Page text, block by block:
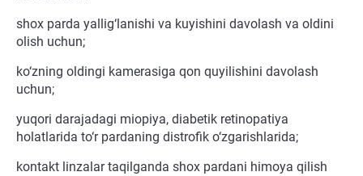
shox parda yallig‘lanishi va kuyishini davolash va oldini
olish uchun;
ko‘zning oldingi kamerasiga qon quyilishini davolash
uchun;
yuqori darajadagi miopiya, diabetik retinopatiya
holatlarida to‘r pardaning distrofik o‘zgarishlarida;
kontakt linzalar taqilganda shox pardani himoya qilish